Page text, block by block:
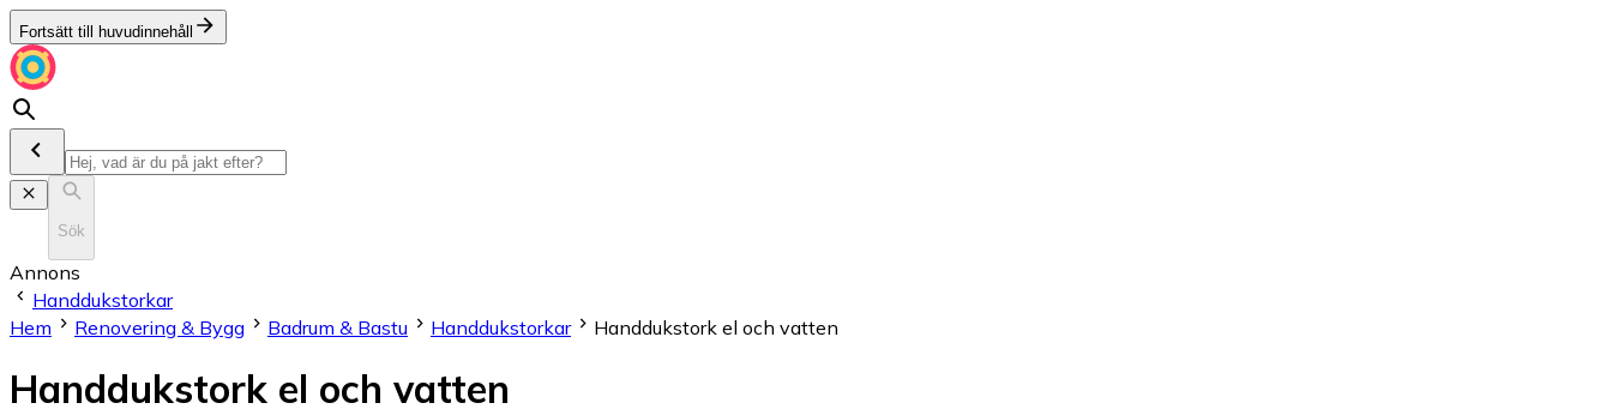
Fortsätt till huvudinnehåll
Sök
Annons
Handdukstorkar
Hem
Renovering & Bygg Badrum & Bastu Handdukstorkar Handdukstork el och vatten
Handdukstork el och vatten